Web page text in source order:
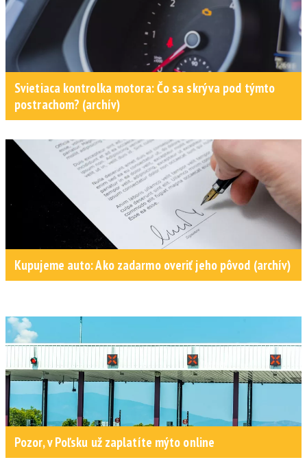
Svietiaca kontrolka motora: Čo sa skrýva pod týmto
postrachom? (archív)
Kupujeme auto: Ako zadarmo overiť jeho pôvod (archív)
Pozor, v Poľsku už zaplatíte mýto online